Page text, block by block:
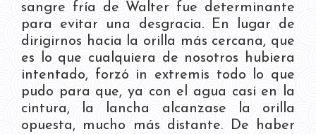
sangre fría de Walter fue determinante
para evitar una desgracia. En lugar de
dirigirnos hacia la orilla más cercana, que
es lo que cualquiera de nosotros hubiera
intentado, forzó in extremis todo lo que
pudo para que, ya con el agua casi en la
cintura, la lancha alcanzase la orilla
opuesta, mucho más distante. De haber